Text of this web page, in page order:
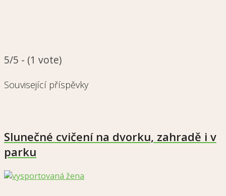
5/5 - (1 vote)
Související příspěvky
Slunečné cvičení na dvorku, zahradě i v
parku